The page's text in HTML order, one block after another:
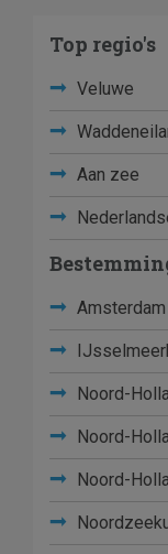
Top regio's
Veluwe
Aan zee
Noord-
Noord-
Noord-